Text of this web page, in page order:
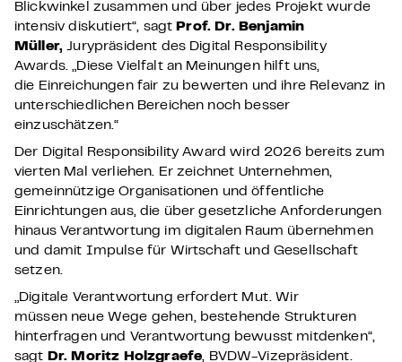
Blickwinkel zusammen und über jedes Projekt wurde
intensiv diskutiert“, sagt Prof. Dr. Benjamin
Müller, Jurypräsident des Digital Responsibility
Awards.„Diese Vielfalt an Meinungen hilftuns,
die Einreichungen fair zu bewerten und ihre Relevanz in
unterschiedlichen Bereichen noch besser
einzuschätzen.“
Der Digital Responsibility Award wird 2026 bereits zum
vierten Mal verliehen. Er zeichnet Unternehmen,
gemeinnützige Organisationen und öffentliche
Einrichtungen aus, die über gesetzliche Anforderungen
hinaus Verantwortung im digitalen Raum übernehmen
und damit Impulse für Wirtschaft und Gesellschaft
setzen.
„Digitale Verantwortung erfordert Mut. Wir
müssenneue Wege gehen, bestehende Strukturen
hinterfragen und Verantwortung bewusst mitdenken“,
sagt Dr. Moritz Holzgraefe, BVDW-Vizepräsident.